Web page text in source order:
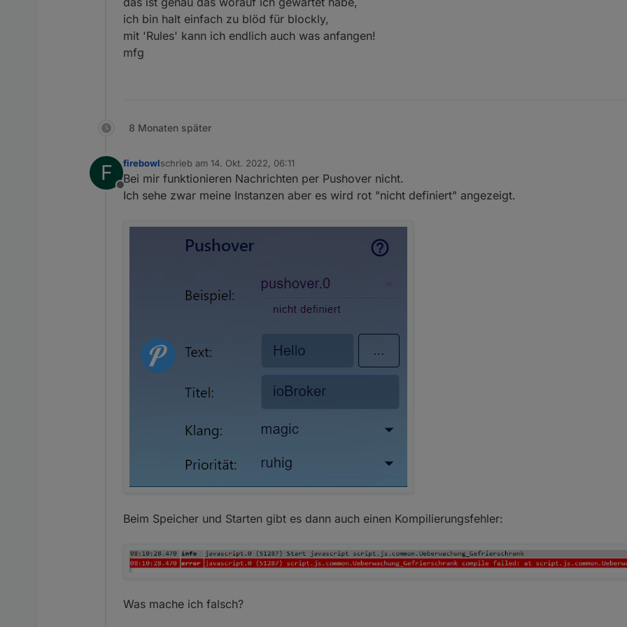
ich bin halt einfach zu blöd für blockly,
mit 'Rules' kann ich endlich auch was anfangen!
mfg
8 Monaten später
F
Offline
firebowlschrieb am 14. Okt. 2022, 06:11
zuletzt editiert von
Bei mir funktionieren Nachrichten per Pushover nicht.
Ich sehe zwar meine Instanzen aber es wird rot "nicht definiert" angezeigt.
Beim Speicher und Starten gibt es dann auch einen Kompilierungsfehler:
Was mache ich falsch?